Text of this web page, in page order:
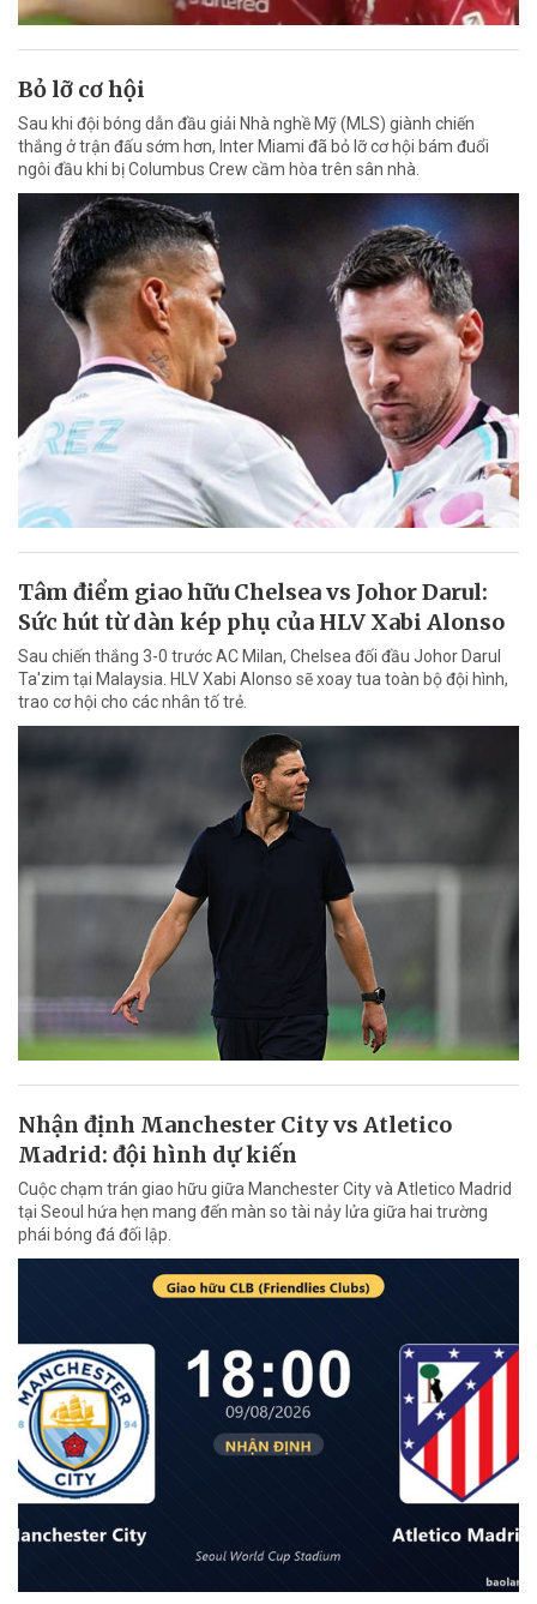
Bỏ lỡ cơ hội
Sau khi đội bóng dẫn đầu giải Nhà nghề Mỹ (MLS) giành chiến
thắng ở trận đấu sớm hơn, Inter Miami đã bỏ lỡ cơ hội bám đuổi
ngôi đầu khi bị Columbus Crew cầm hòa trên sân nhà.
Tâm điểm giao hữu Chelsea vs Johor Darul:
Sức hút từ dàn kép phụ của HLV Xabi Alonso
Sau chiến thắng 3-0 trước AC Milan, Chelsea đối đầu Johor Darul
Ta'zim tại Malaysia. HLV Xabi Alonso sẽ xoay tua toàn bộ đội hình,
trao cơ hội cho các nhân tố trẻ.
Nhận định Manchester City vs Atletico
Madrid: đội hình dự kiến
Cuộc chạm trán giao hữu giữa Manchester City và Atletico Madrid
tại Seoul hứa hẹn mang đến màn so tài nảy lửa giữa hai trường
phái bóng đá đối lập.